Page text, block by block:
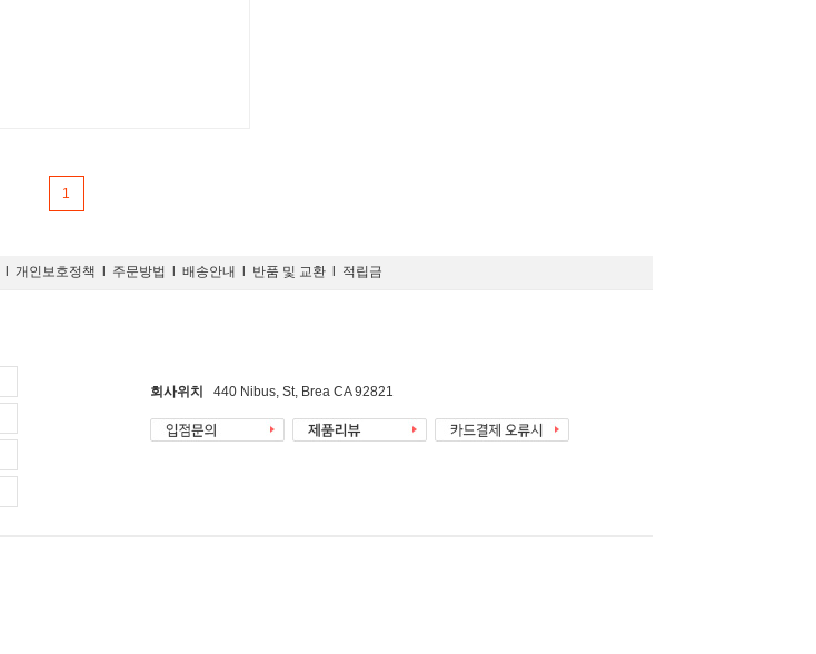
1
개인보호정책 주문방법 배송안내 반품 및 교환 적립금
회사위치 440 Nibus, St, Brea CA 92821